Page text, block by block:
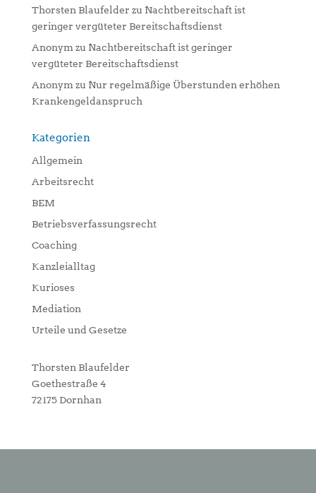
Thorsten Blaufelder zu Nachtbereitschaft ist
geringer vergüteter Bereitschaftsdienst
Anonym zu Nachtbereitschaft ist geringer
vergüteter Bereitschaftsdienst
Anonym zu Nur regelmäßige Überstunden erhöhen
Krankengeldanspruch
Kategorien
Allgemein
Arbeitsrecht
BEM
Betriebsverfassungsrecht
Coaching
Kanzleialltag
Kurioses
Mediation
Urteile und Gesetze
Thorsten Blaufelder
Goethestraße 4
72175 Dornhan